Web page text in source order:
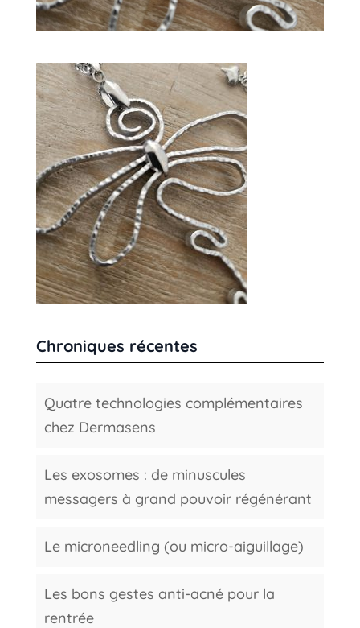
Chroniques récentes
Quatre technologies complémentaires
chez Dermasens
Les exosomes : de minuscules
messagers à grand pouvoir régénérant
Le microneedling (ou micro-aiguillage)
Les bons gestes anti-acné pour la
rentrée